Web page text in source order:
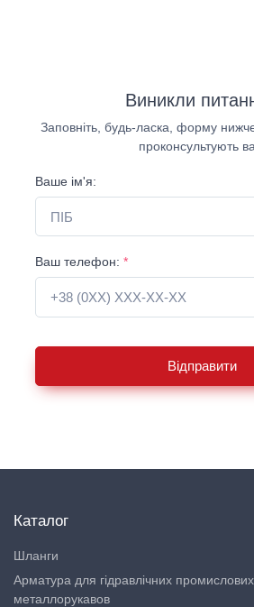
Виникли
Заповніть, будь-ласка, форму нижче
проконсультують
Ваше ім'я:
Ваш телефон: *
Відправити
Каталог
Шланги
Арматура для гідравлічних
металлорукавов